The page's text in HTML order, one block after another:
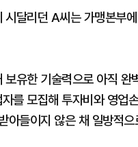
시달리던 A씨는 가맹본부
보유한 기술력으로 아직
를 모집해 투자비와 영업
아들이지 않은 채 일방적